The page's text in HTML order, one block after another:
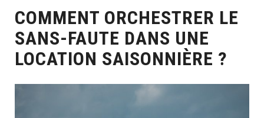
COMMENT ORCHESTRER LE
SANS-FAUTE DANS UNE
LOCATION SAISONNIÈRE ?